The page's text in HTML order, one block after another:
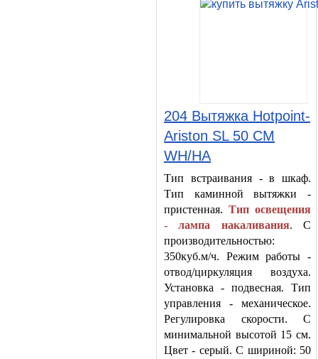
204 Вытяжка Hotpoint-
Ariston SL 50 CM
WH/HA
Тип встраивания - в шкаф.
Тип каминной вытяжки -
пристенная. Тип освещения
- лампа накаливания. С
производительностью:
350куб.м/ч. Режим работы -
отвод/циркуляция воздуха.
Установка - подвесная. Тип
управления - механическое.
Регулировка скорости. С
минимальной высотой 15 см.
Цвет - серый. С шириной: 50